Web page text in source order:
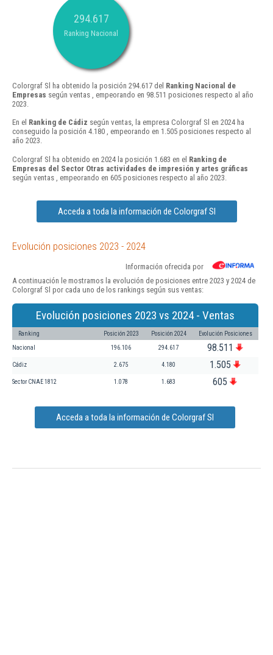
294.617
Ranking Nacional
Colorgraf Sl ha obtenido la posición 294.617 del Ranking Nacional de
Empresas según ventas , empeorando en 98.511 posiciones respecto al año
2023.
En el Ranking de Cádiz según ventas, la empresa Colorgraf Sl en 2024 ha
conseguido la posición 4.180 , empeorando en 1.505 posiciones respecto al
año 2023.
Colorgraf Sl ha obtenido en 2024 la posición 1.683 en el Ranking de
Empresas del Sector Otras actividades de impresión y artes gráficas
según ventas , empeorando en 605 posiciones respecto al año 2023.
Acceda a toda la información de Colorgraf Sl
Evolución posiciones 2023 - 2024
Información ofrecida por
A continuación le mostramos la evolución de posiciones entre 2023 y 2024 de
Colorgraf Sl por cada uno de los rankings según sus ventas:
Evolución posiciones 2023 vs 2024 - Ventas
Ranking Posición 2023 Posición 2024 Evolución Posiciones
Nacional 196.106 294.617 98.511
Cádiz 2.675 4.180 1.505
Sector CNAE 1812 1.078 1.683 605
Acceda a toda la información de Colorgraf Sl